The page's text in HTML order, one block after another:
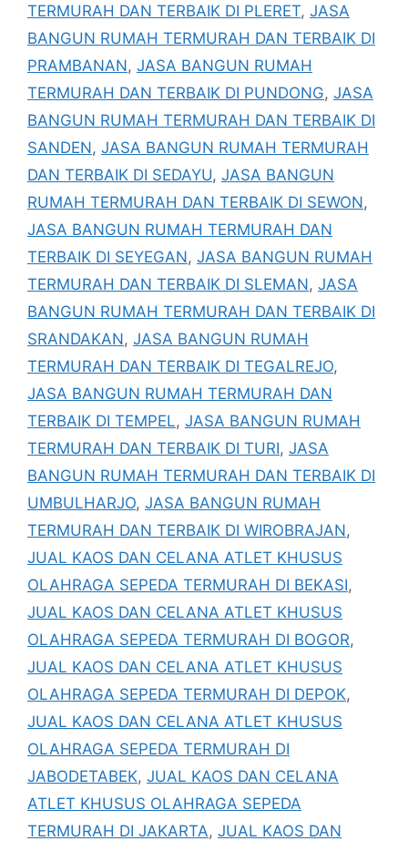
TERMURAH DAN TERBAIK DI PLERET, JASA
BANGUN RUMAH TERMURAH DAN TERBAIK DI
PRAMBANAN, JASA BANGUN RUMAH
TERMURAH DAN TERBAIK DI PUNDONG, JASA
BANGUN RUMAH TERMURAH DAN TERBAIK DI
SANDEN, JASA BANGUN RUMAH TERMURAH
DAN TERBAIK DI SEDAYU, JASA BANGUN
RUMAH TERMURAH DAN TERBAIK DI SEWON,
JASA BANGUN RUMAH TERMURAH DAN
TERBAIK DI SEYEGAN, JASA BANGUN RUMAH
TERMURAH DAN TERBAIK DI SLEMAN, JASA
BANGUN RUMAH TERMURAH DAN TERBAIK DI
SRANDAKAN, JASA BANGUN RUMAH
TERMURAH DAN TERBAIK DI TEGALREJO,
JASA BANGUN RUMAH TERMURAH DAN
TERBAIK DI TEMPEL, JASA BANGUN RUMAH
TERMURAH DAN TERBAIK DI TURI, JASA
BANGUN RUMAH TERMURAH DAN TERBAIK DI
UMBULHARJO, JASA BANGUN RUMAH
TERMURAH DAN TERBAIK DI WIROBRAJAN,
JUAL KAOS DAN CELANA ATLET KHUSUS
OLAHRAGA SEPEDA TERMURAH DI BEKASI,
JUAL KAOS DAN CELANA ATLET KHUSUS
OLAHRAGA SEPEDA TERMURAH DI BOGOR,
JUAL KAOS DAN CELANA ATLET KHUSUS
OLAHRAGA SEPEDA TERMURAH DI DEPOK,
JUAL KAOS DAN CELANA ATLET KHUSUS
OLAHRAGA SEPEDA TERMURAH DI
JABODETABEK, JUAL KAOS DAN CELANA
ATLET KHUSUS OLAHRAGA SEPEDA
TERMURAH DI JAKARTA, JUAL KAOS DAN